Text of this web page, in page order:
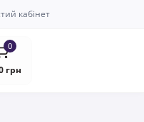
кабінет
0
грн